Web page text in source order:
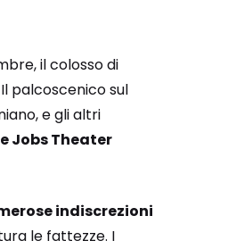
il colosso di
palcoscenico sul
e gli altri
Jobs Theater
indiscrezioni
le fattezze. I